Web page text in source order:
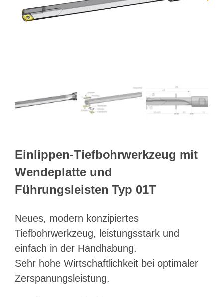
Webshop
Suche
Einlippen-Tiefbohrwerkzeug mit
Wendeplatte und
Führungsleisten Typ 01T
Neues, modern konzipiertes
Tiefbohrwerkzeug, leistungsstark und
einfach in der Handhabung.
Sehr hohe Wirtschaftlichkeit bei optimaler
Zerspanungsleistung.